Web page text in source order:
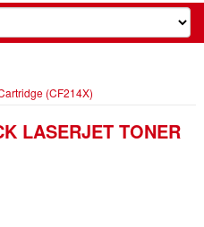
(CF214X)
LASERJET TONER